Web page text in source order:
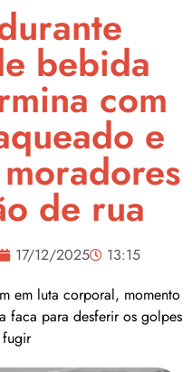
bebida
com
e
de rua
17/12/2025
13:15
em luta corporal, momento
faca para desferir os golpes
fugir